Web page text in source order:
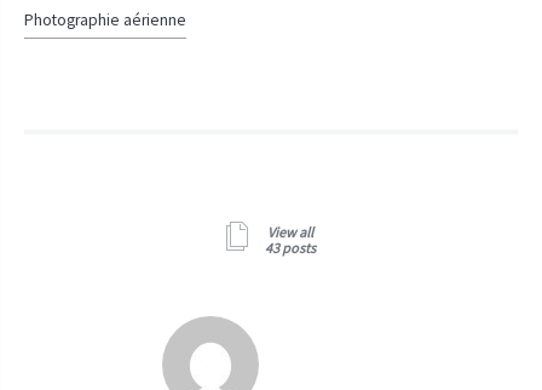
Photographie aérienne
View all
43 posts